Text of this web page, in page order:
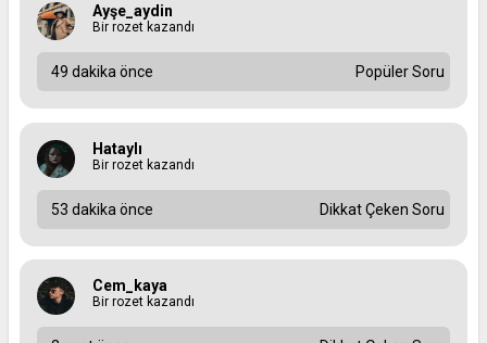
Ayşe_aydin
Bir rozet kazandı
49 dakika önce Popüler Soru
Hataylı
Bir rozet kazandı
53 dakika önce Dikkat Çeken Soru
Cem_kaya
Bir rozet kazandı